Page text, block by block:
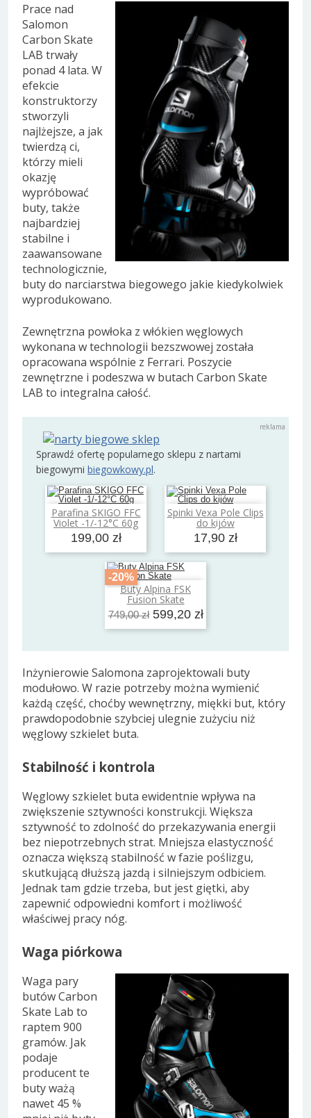
Prace nad
Salomon
Carbon Skate
LAB trwały
ponad 4 lata. W
efekcie
konstruktorzy
stworzyli
najlżejsze, a jak
twierdzą ci,
którzy mieli
okazję
wypróbować
buty, także
najbardziej
stabilne i
zaawansowane
technologicznie,
buty do narciarstwa biegowego jakie kiedykolwiek
wyprodukowano.
Zewnętrzna powłoka z włókien węglowych
wykonana w technologii bezszwowej została
opracowana wspólnie z Ferrari. Poszycie
zewnętrzne i podeszwa w butach Carbon Skate
LAB to integralna całość.
Sprawdź ofertę popularnego sklepu z nartami
biegowymi biegowkowy.pl.
Parafina SKIGO FFC
Violet -1/-12°C 60g
199,00 zł
Dodaj do koszyka Spinki Vexa Pole Clips
do kijów
17,90 zł
Dodaj do koszyka
-20%
Buty Alpina FSK
Fusion Skate
749,00 zł 599,20 zł
Dodaj do koszyka
Inżynierowie Salomona zaprojektowali buty
modułowo. W razie potrzeby można wymienić
każdą część, choćby wewnętrzny, miękki but, który
prawdopodobnie szybciej ulegnie zużyciu niż
węglowy szkielet buta.
Stabilność i kontrola
Węglowy szkielet buta ewidentnie wpływa na
zwiększenie sztywności konstrukcji. Większa
sztywność to zdolność do przekazywania energii
bez niepotrzebnych strat. Mniejsza elastyczność
oznacza większą stabilność w fazie poślizgu,
skutkującą dłuższą jazdą i silniejszym odbiciem.
Jednak tam gdzie trzeba, but jest giętki, aby
zapewnić odpowiedni komfort i możliwość
właściwej pracy nóg.
Waga piórkowa
Waga pary
butów Carbon
Skate Lab to
raptem 900
gramów. Jak
podaje
producent te
buty ważą
nawet 45 %